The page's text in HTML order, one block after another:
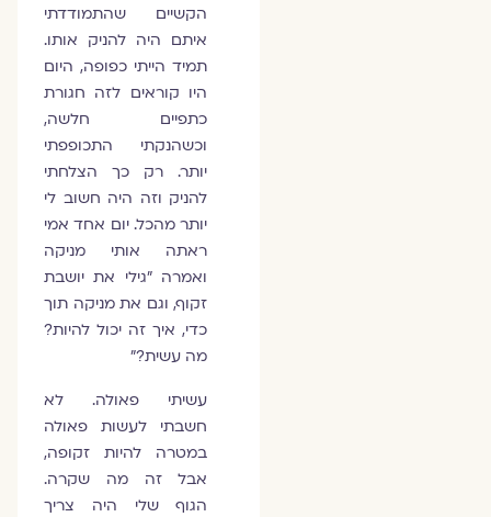
הקשיים שהתמודדתי
איתם היה להניק אותו.
תמיד הייתי כפופה, היום
היו קוראים לזה חגורת
כתפיים חלשה,
וכשהנקתי התכופפתי
יותר. רק כך הצלחתי
להניק וזה היה חשוב לי
יותר מהכל. יום אחד אמי
ראתה אותי מניקה
ואמרה "גילי את יושבת
זקוף, וגם את מניקה תוך
כדי, איך זה יכול להיות?
מה עשית?"
עשיתי פאולה. לא
חשבתי לעשות פאולה
במטרה להיות זקופה,
אבל זה מה שקרה.
הגוף שלי היה צריך